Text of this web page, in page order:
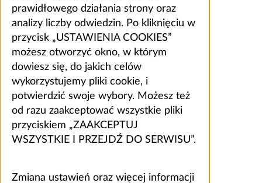
prawidłowego działania strony oraz
analizy liczby odwiedzin. Po kliknięciu w
przycisk „USTAWIENIA COOKIES”
możesz otworzyć okno, w którym
dowiesz się, do jakich celów
wykorzystujemy pliki cookie, i
potwierdzić swoje wybory. Możesz też
od razu zaakceptować wszystkie pliki
przyciskiem „ZAAKCEPTUJ
WSZYSTKIE I PRZEJDŹ DO SERWISU”.
Zmiana ustawień oraz więcej informacji